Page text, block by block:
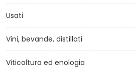
Usati
Vini, bevande, distillati
Viticoltura ed enologia